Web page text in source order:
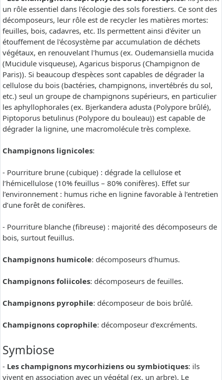
un rôle essentiel dans l'écologie des sols forestiers. Ce sont des
décomposeurs, leur rôle est de recycler les matières mortes:
feuilles, bois, cadavres, etc. Ils permettent ainsi d'éviter un
étouffement de l'écosystème par accumulation de déchets
végétaux, en renouvelant l'humus (ex. Oudemansiella mucida
(Mucidule visqueuse), Agaricus bisporus (Champignon de
Paris)). Si beaucoup d’espèces sont capables de dégrader la
cellulose du bois (bactéries, champignons, invertébrés du sol,
etc.) seul un groupe de champignons supérieurs, en particulier
les aphyllophorales (ex. Bjerkandera adusta (Polypore brûlé),
Piptoporus betulinus (Polypore du bouleau)) est capable de
dégrader la lignine, une macromolécule très complexe.
Champignons lignicoles:
- Pourriture brune (cubique) : dégrade la cellulose et
l’hémicellulose (10% feuillus – 80% conifères). Effet sur
l’environnement : humus riche en lignine favorable à l’entretien
d’une forêt de conifères.
- Pourriture blanche (fibreuse) : majorité des décomposeurs de
bois, surtout feuillus.
Champignons humicole: décomposeurs d’humus.
Champignons foliicoles: décomposeurs de feuilles.
Champignons pyrophile: décomposeur de bois brûlé.
Champignons coprophile: décomposeur d’excréments.
Symbiose
- Les champignons mycorhiziens ou symbiotiques: ils
vivent en association avec un végétal (ex. un arbre). Le